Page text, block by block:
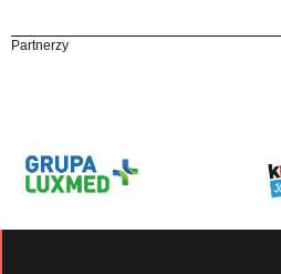
Partnerzy